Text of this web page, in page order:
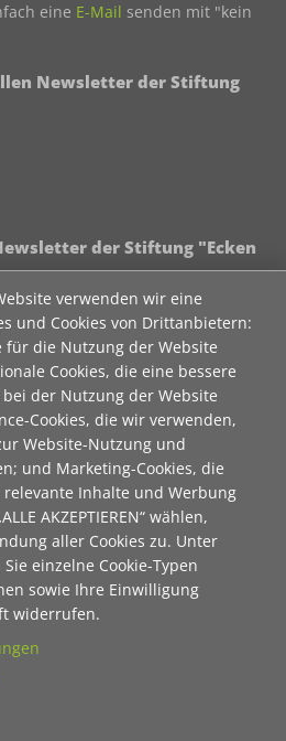
verwenden wir eine
und Cookies von Drittanbietern:
für die Nutzung der Website
Cookies, die eine bessere
der Nutzung der Website
Cookies, die wir verwenden,
Website-Nutzung und
und Marketing-Cookies, die
Inhalte und Werbung
AKZEPTIEREN“ wählen,
aller Cookies zu. Unter
einzelne Cookie-Typen
sowie Ihre Einwilligung
widerrufen.
eine E-Mail senden mit "kein
Newsletter der Stiftung
der Stiftung "Ecken
ansprechen